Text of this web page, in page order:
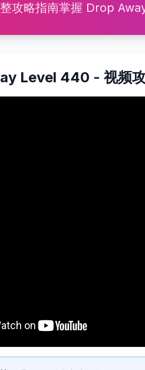
攻略指南掌握 Drop
Level 440 - 视频